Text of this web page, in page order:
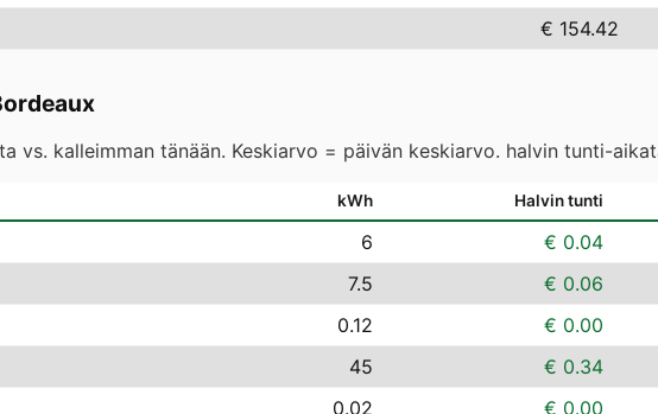
€ 154.42
vs. kalleimman tänään. Keskiarvo = päivän keskiarvo. halvin tunti-
kWh Halvin tunti
6 € 0.04
7.5 € 0.06
0.12 € 0.00
45 € 0.34
0.02 € 0.00